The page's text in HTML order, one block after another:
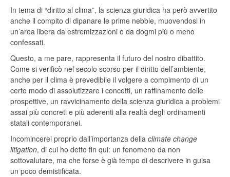
In tema di “diritto al clima”, la scienza giuridica ha però avvertito
anche il compito di dipanare le prime nebbie, muovendosi in
un’area libera da estremizzazioni o da dogmi più o meno
confessati.
Questo, a me pare, rappresenta il futuro del nostro dibattito.
Come si verificò nel secolo scorso per il diritto dell’ambiente,
anche per il clima è prevedibile il volgere a compimento di un
certo modo di assolutizzare i concetti, un raffinamento delle
prospettive, un ravvicinamento della scienza giuridica a problemi
assai più concreti e più aderenti alla realtà degli ordinamenti
statali contemporanei.
Incomincerei proprio dall’importanza della climate change
litigation, di cui ho detto fin qui: un fenomeno da non
sottovalutare, ma che forse è già tempo di descrivere in guisa
un poco demistificata.